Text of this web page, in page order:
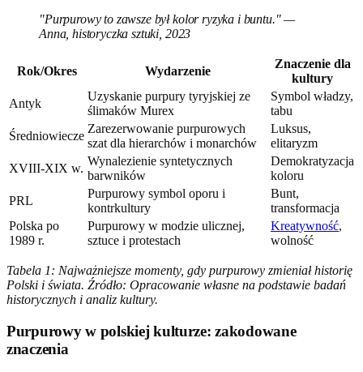
"Purpurowy to zawsze był kolor ryzyka i buntu." —
Anna, historyczka sztuki, 2023
Rok/Okres Wydarzenie
Znaczenie dla
kultury
Antyk
Uzyskanie purpury tyryjskiej ze
ślimaków Murex
Symbol władzy,
tabu
Średniowiecze
Zarezerwowanie purpurowych
szat dla hierarchów i monarchów
Luksus,
elitaryzm
XVIII-XIX w.
Wynalezienie syntetycznych
barwników
Demokratyzacja
koloru
PRL
Purpurowy symbol oporu i
kontrkultury
Bunt,
transformacja
Polska po
1989 r.
Purpurowy w modzie ulicznej,
sztuce i protestach
Kreatywność,
wolność
Tabela 1: Najważniejsze momenty, gdy purpurowy zmieniał historię
Polski i świata. Źródło: Opracowanie własne na podstawie badań
historycznych i analiz kultury.
Purpurowy w polskiej kulturze: zakodowane
znaczenia